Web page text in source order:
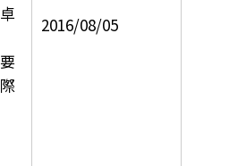
2016/08/05